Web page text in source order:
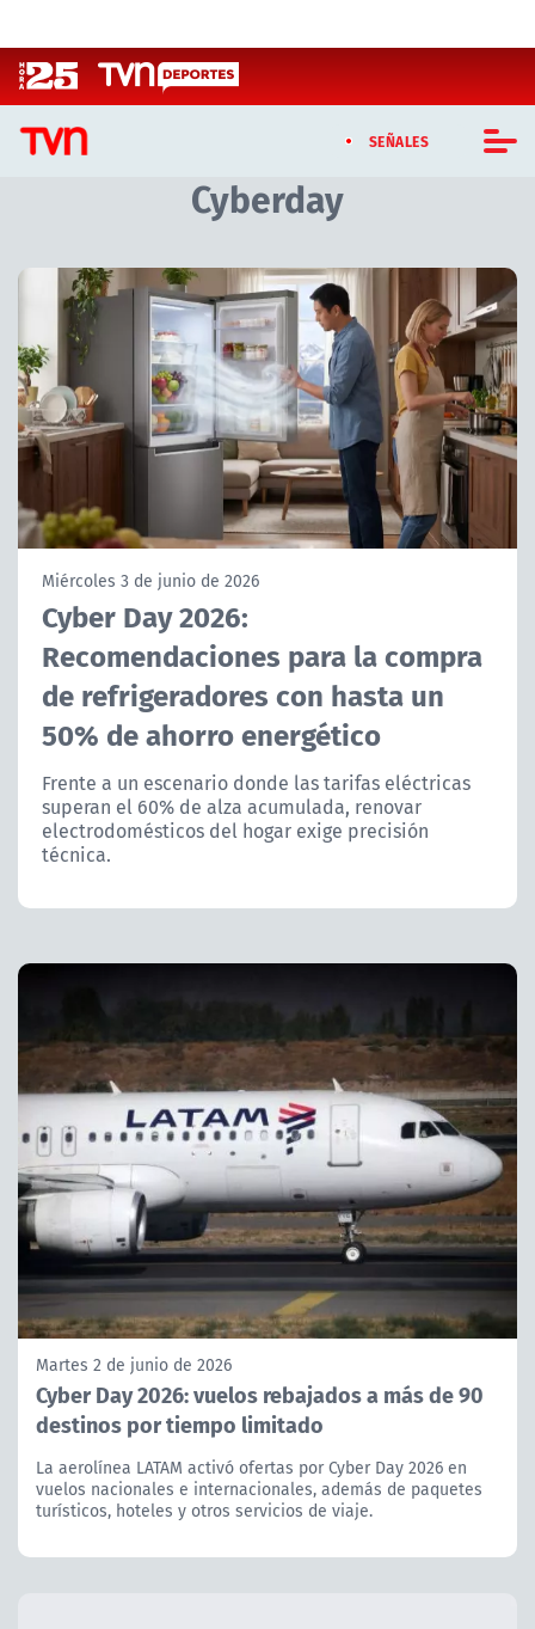
SEÑALES
CASTING MASTERCHEF CHILE
CASTING TVN VERTICAL
TVN VERTICAL
TVN PLAY
PROGRAMAS
TELESERIES
ACTUALIDAD Y TENDENCIAS
CORPORATIVO Y TRANSPARENCIA
ÁREA DE PROYECTOS
Cyberday
Artículos relacionados con Cyberday
Miércoles 3 de junio de 2026
Cyber Day 2026:
Recomendaciones para la compra
de refrigeradores con hasta un
50% de ahorro energético
Frente a un escenario donde las tarifas eléctricas
superan el 60% de alza acumulada, renovar
electrodomésticos del hogar exige precisión
técnica.
Martes 2 de junio de 2026
Cyber Day 2026: vuelos rebajados a más de 90
destinos por tiempo limitado
La aerolínea LATAM activó ofertas por Cyber Day 2026 en
vuelos nacionales e internacionales, además de paquetes
turísticos, hoteles y otros servicios de viaje.